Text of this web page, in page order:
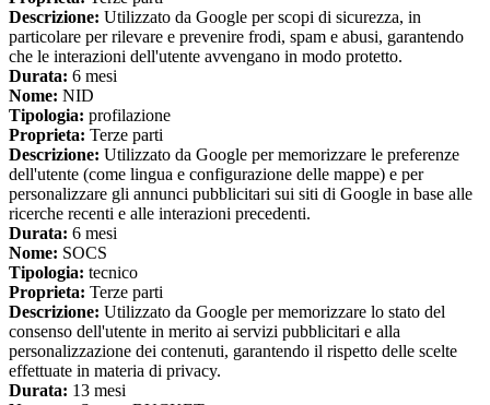
Descrizione: Utilizzato da Google per scopi di sicurezza, in
particolare per rilevare e prevenire frodi, spam e abusi, garantendo
che le interazioni dell'utente avvengano in modo protetto.
Durata: 6 mesi
Nome: NID
Tipologia: profilazione
Proprieta: Terze parti
Descrizione: Utilizzato da Google per memorizzare le preferenze
dell'utente (come lingua e configurazione delle mappe) e per
personalizzare gli annunci pubblicitari sui siti di Google in base alle
ricerche recenti e alle interazioni precedenti.
Durata: 6 mesi
Nome: SOCS
Tipologia: tecnico
Proprieta: Terze parti
Descrizione: Utilizzato da Google per memorizzare lo stato del
consenso dell'utente in merito ai servizi pubblicitari e alla
personalizzazione dei contenuti, garantendo il rispetto delle scelte
effettuate in materia di privacy.
Durata: 13 mesi